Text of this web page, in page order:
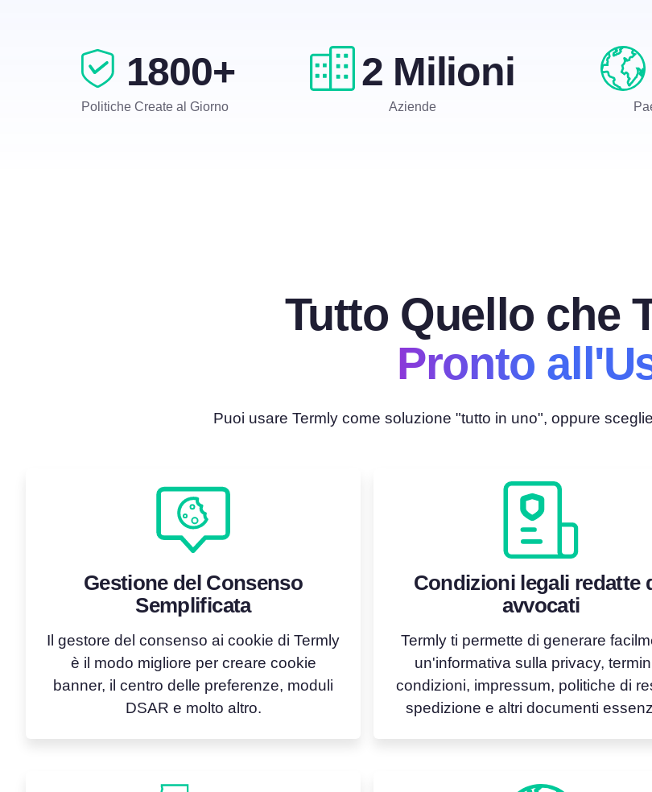
1800+
Politiche Create al Giorno
2 Milioni
Aziende
Tutto Quello che
Pronto
Puoi usare Termly come soluzione "tutto in uno", oppure
Gestione del Consenso
Semplificata
Il gestore del consenso ai cookie di Termly
è il modo migliore per creare cookie
banner, il centro delle preferenze, moduli
DSAR e molto altro.
Condizioni legali redatte
avvocati
Termly ti permette di generare
un'informativa sulla privacy,
condizioni, impressum, politiche di
spedizione e altri documenti